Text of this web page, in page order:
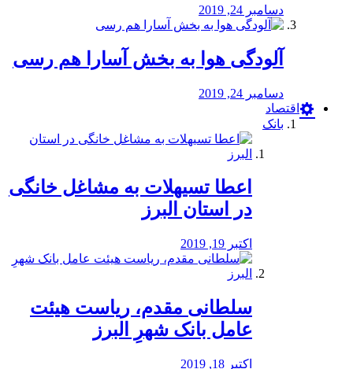
دسامبر 24, 2019
آلودگی هوا به بخش آسارا هم رسی
دسامبر 24, 2019
اقتصاد
بانک
️اعطا تسیهلات به مشاغل خانگی
در استان البرز
اکتبر 19, 2019
سلطانی مقدم، ریاست هیئت
عامل بانک شهرِ البرز
اکتبر 18, 2019